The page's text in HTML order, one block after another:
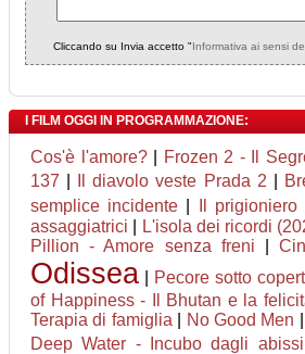
Cliccando su Invia accetto "Informativa ai sensi
I FILM OGGI IN PROGRAMMAZIONE:
Cos'è l'amore?| Frozen 2 - Il
137
Il diavolo veste Prada 2
semplice incidente Il prigioniero
assaggiatrici
L'isola dei ricordi
Pillion - Amore senza freni |
Odissea Pecore sotto
of Happiness - Il Bhutan e la
Terapia di famiglia
No Good Men
Deep Water - Incubo dagli abissi